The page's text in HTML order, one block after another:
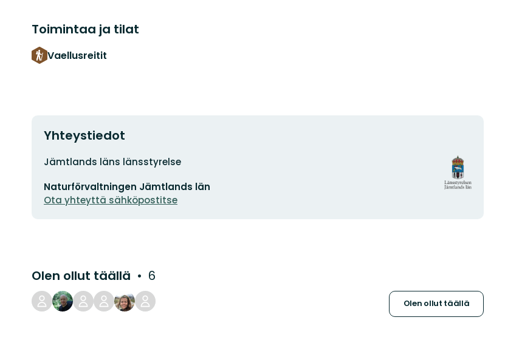
Toimintaa ja tilat
Vaellusreitit
Yhteystiedot
Osoite
Jämtlands läns länsstyrelse
Naturförvaltningen Jämtlands län
Ota yhteyttä sähköpostitse
Organisaation
logotyyppi
Olen ollut täällä 6
Olen ollut täällä